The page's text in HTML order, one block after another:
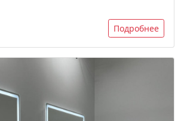
Подробнее